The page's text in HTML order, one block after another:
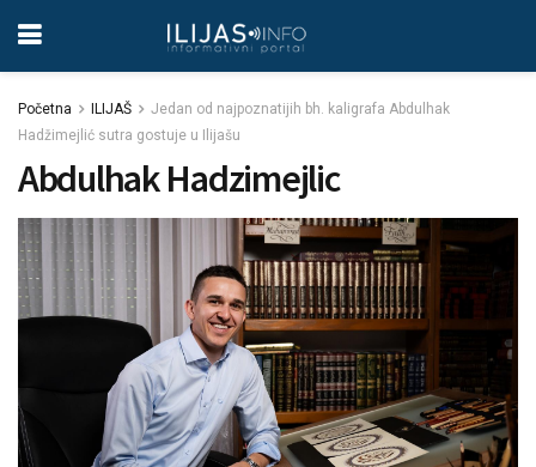
Početna ILIJAŠ
Jedan od najpoznatijih bh. kaligrafa Abdulhak
Hadžimejlić sutra gostuje u Ilijašu
Abdulhak Hadzimejlic